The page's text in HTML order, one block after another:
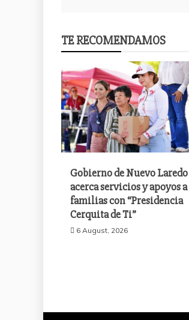
TE RECOMENDAMOS
Gobierno de Nuevo Laredo
acerca servicios y apoyos a
familias con “Presidencia
Cerquita de Ti”
6 August, 2026